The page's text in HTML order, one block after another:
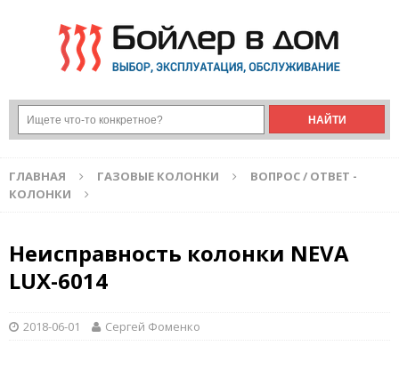
ГЛАВНАЯ ГАЗОВЫЕ КОЛОНКИ
ВОПРОС / ОТВЕТ -
КОЛОНКИ
Неисправность колонки NEVA
LUX-6014
2018-06-01 Сергей Фоменко